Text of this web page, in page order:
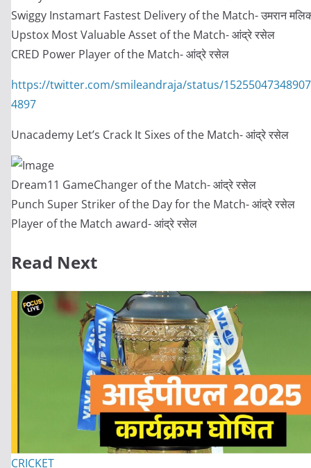
Swiggy Instamart Fastest Delivery of the Match- उमरान
Upstox Most Valuable Asset of the Match- आंद्रे रसेल
CRED Power Player of the Match- आंद्रे रसेल
https://twitter.com/smileandraja/status/
4897
Unacademy Let’s Crack It Sixes of the Match- आंद्रे रसेल
Dream11 GameChanger of the Match- आंद्रे रसेल
Punch Super Striker of the Day for the Match- आंद्रे रसेल
Player of the Match award- आंद्रे रसेल
Read Next
CRICKET